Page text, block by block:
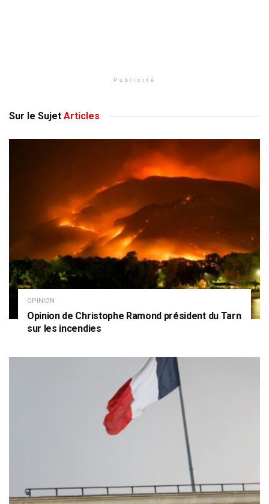
Publicité
Sur le Sujet Articles
OPINION
Opinion de Christophe Ramond président du Tarn
sur les incendies